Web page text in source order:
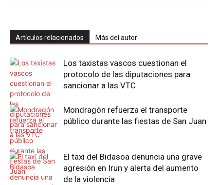
Artículos relacionados Más del autor
Los taxistas vascos cuestionan el
protocolo de las diputaciones para
sancionar a las VTC
Mondragón refuerza el transporte
público durante las fiestas de San Juan
El taxi del Bidasoa denuncia una grave
agresión en Irun y alerta del aumento
de la violencia